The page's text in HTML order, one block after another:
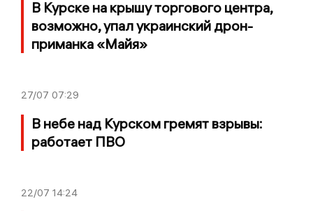
В Курске на крышу торгового центра,
возможно, упал украинский дрон-
приманка «Майя»
27/07 07:29
В небе над Курском гремят взрывы:
работает ПВО
22/07 14:24